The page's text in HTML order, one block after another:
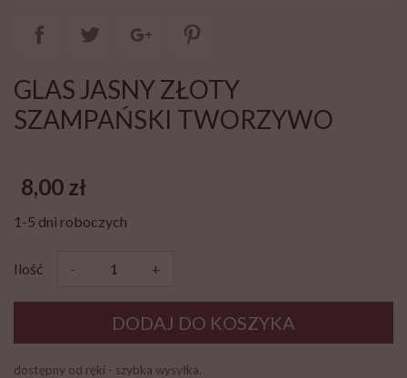
GLAS JASNY ZŁOTY
SZAMPAŃSKI TWORZYWO
8,00 zł
1-5 dni roboczych
Ilość - +
DODAJ DO KOSZYKA
dostępny od ręki - szybka wysyłka.